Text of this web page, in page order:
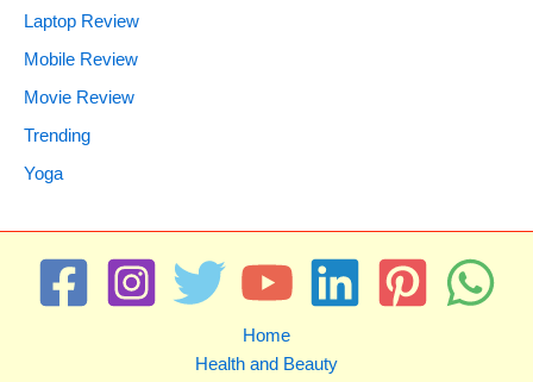
Laptop Review
Mobile Review
Movie Review
Trending
Yoga
Home
Health and Beauty